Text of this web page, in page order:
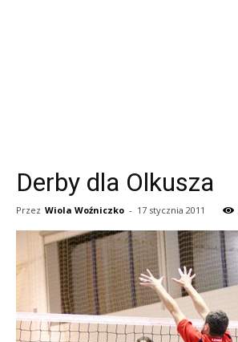
Derby dla Olkusza
Przez Wiola Woźniczko - 17 stycznia 2011